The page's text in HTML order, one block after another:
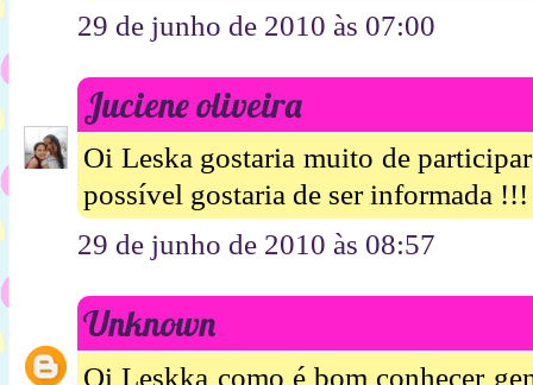
29 de junho de 2010 às 07:00
Juciene oliveira
Oi Leska gostaria muito de
possível gostaria de ser informada !!!
29 de junho de 2010 às 08:57
Unknown
Oi Leskka como é bom conhecer